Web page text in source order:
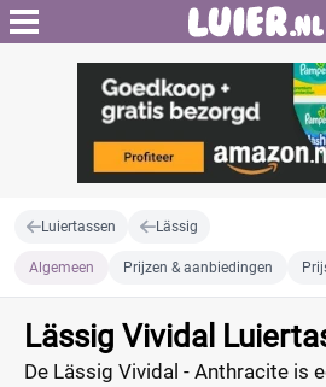
Luiertassen Lässig
Algemeen Prijzen & aanbiedingen
Lässig Vividal
De Lässig Vividal - Anthracite is